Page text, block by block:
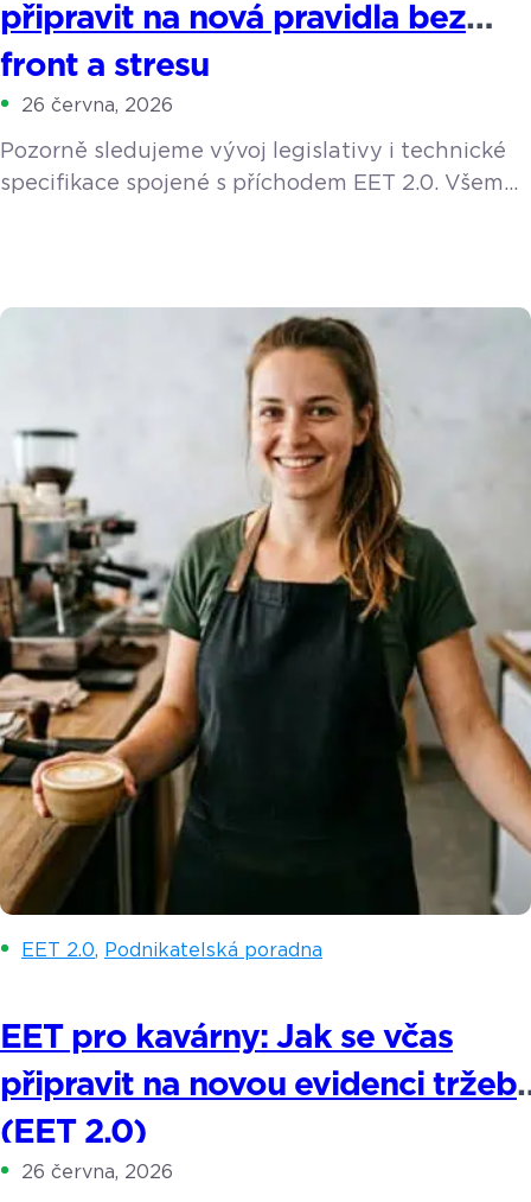
připravit na nová pravidla bez
front a stresu
26 června, 2026
Pozorně sledujeme vývoj legislativy i technické
specifikace spojené s příchodem EET 2.0. Všem
hodnotám a před stánky se zmrzlinou se tvoří
nekonečné fronty. Jako zmrzlináři řešíte v těchto
dnech hlavně to, aby obsluha kmitala, zmrzlina
netála a zákazníci odcházeli spokojení. Jenže na
[…]
EET 2.0, Podnikatelská poradna
EET pro kavárny: Jak se včas
připravit na novou evidenci tržeb
(EET 2.0)
26 června, 2026